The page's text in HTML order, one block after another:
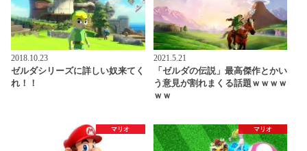
2018.10.23
ゼルダシリーズに詳しい奴来てく
れ！！
2021.5.21
「ゼルダの伝説」最高傑作とかい
う意見が割れまくる話題ｗｗｗｗ
ｗｗ
マリオ マリオ